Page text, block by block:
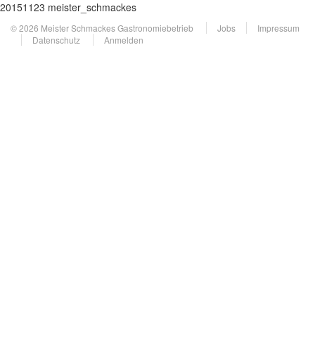
20151123 meister_schmackes
© 2026 Meister Schmackes Gastronomiebetrieb Jobs
Impressum
Datenschutz
Anmelden